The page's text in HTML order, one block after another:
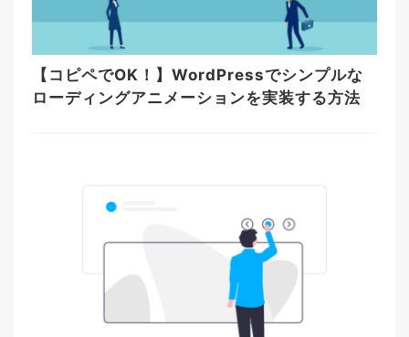
【コピペでOK！】WordPressでシンプルな
ローディングアニメーションを実装する方法